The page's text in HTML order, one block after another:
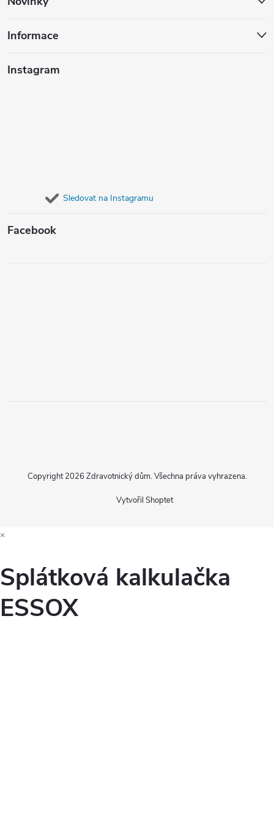
Informace
Instagram
Sledovat na Instagramu
Facebook
Vytvořil Shoptet
Copyright 2026 Zdravotnický dům. Všechna práva vyhrazena.
×
Splátková kalkulačka
ESSOX